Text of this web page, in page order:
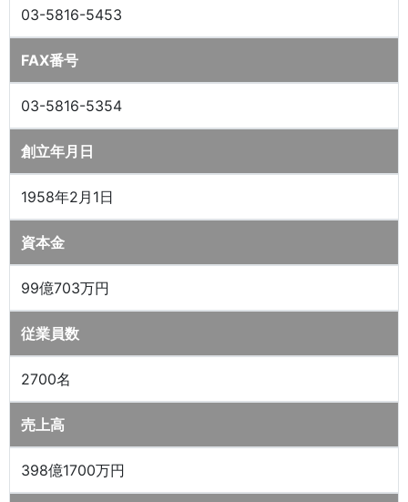
03-5816-5453
FAX番号
03-5816-5354
創立年月日
1958年2月1日
資本金
99億703万円
従業員数
2700名
売上高
398億1700万円